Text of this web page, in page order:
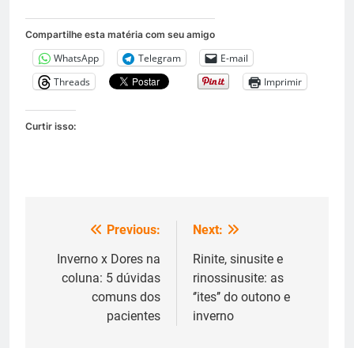
Compartilhe esta matéria com seu amigo
WhatsApp Telegram
E-mail
Threads
Imprimir
Curtir isso:
Navegação
de
Previous:
Inverno x Dores na
coluna: 5 dúvidas
comuns dos
pacientes
Next:
Rinite, sinusite e
rinossinusite: as
‘’ites’’ do outono e
inverno